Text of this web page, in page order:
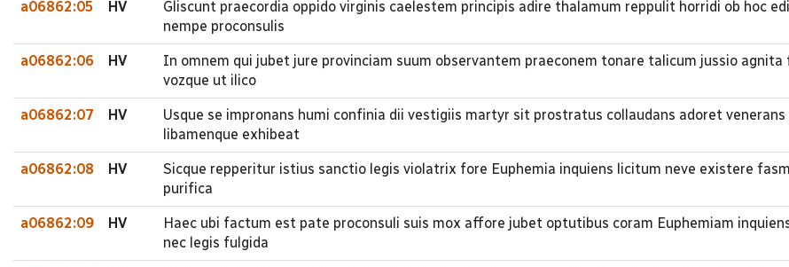
a06862:05 HV
Gliscunt praecordia oppido virginis caelestem principis adire thalamum reppulit horridi ob hoc
nempe proconsulis
a06862:06 HV
In omnem qui jubet jure provinciam suum observantem praeconem tonare talicum jussio
vozque ut ilico
a06862:07 HV
Usque se impronans humi confinia dii vestigiis martyr sit prostratus collaudans adoret venerans
libamenque exhibeat
a06862:08 HV
Sicque repperitur istius sanctio legis violatrix fore Euphemia inquiens licitum neve existere
purifica
a06862:09 HV
Haec ubi factum est pate proconsuli suis mox affore jubet optutibus coram Euphemiam
nec legis fulgida